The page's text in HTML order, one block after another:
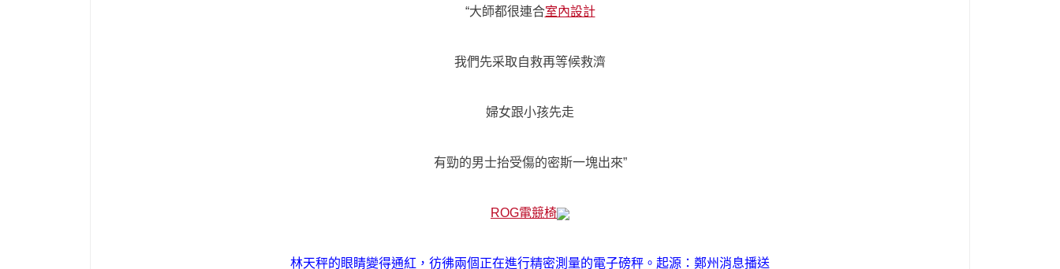
“大師都很連合室內設計
我們先采取自救再等候救濟
婦女跟小孩先走
有勁的男士抬受傷的密斯一塊出來”
ROG電競椅
林天秤的眼睛變得通紅，彷彿兩個正在進行精密測量的電子磅秤。起源：鄭州消息播送